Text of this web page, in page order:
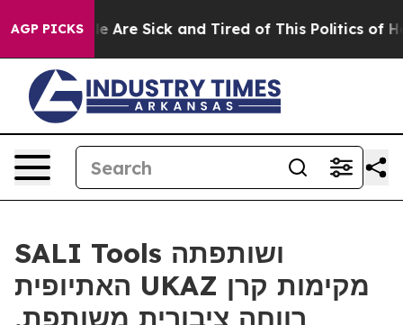
AGP PICKS
“People Are Sick and Tired of This Politics of
SALI Tools ושותפתה
האתיופית UKAZ מקימות קרן
רווחה ציבורית משותפת,